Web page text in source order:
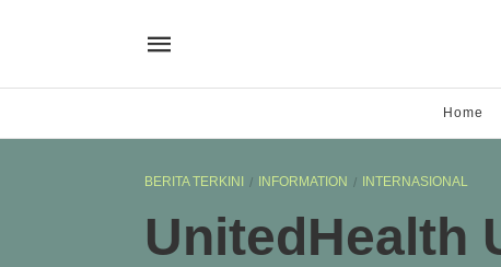
Home
BERITA TERKINI INFORMATION INTERNASIONAL
UnitedHealth